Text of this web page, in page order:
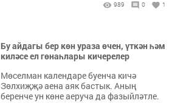
989 0 1
Бу айдагы бер көн ураза өчен, үткән һәм
киләсе ел гөнаһлары кичерелер
Мөселман календаре буенча кичә
Зөлхиҗҗә аена аяк бастык. Аның
беренче ун көне аеруча да фазыйләтле.